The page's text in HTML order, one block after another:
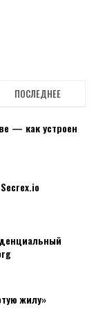
ПОСЛЕДНЕЕ
— как устроен
жилу»